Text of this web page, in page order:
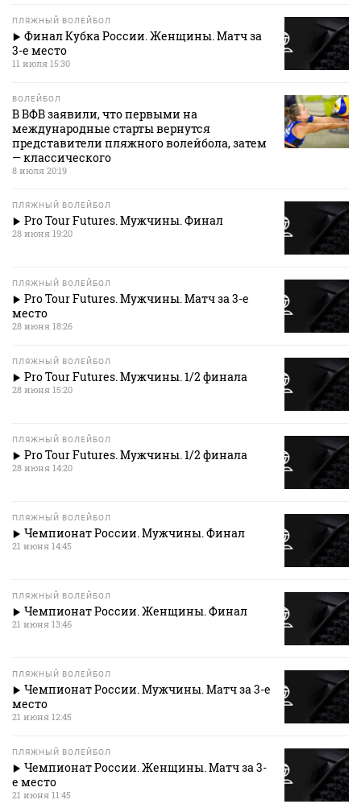
ПЛЯЖНЫЙ ВОЛЕЙБОЛ
Финал Кубка России. Женщины. Матч за
3-е место
11 июля 15:30
ВОЛЕЙБОЛ
В ВФВ заявили, что первыми на
международные старты вернутся
представители пляжного волейбола, затем
— классического
8 июля 20:19
ПЛЯЖНЫЙ ВОЛЕЙБОЛ
Pro Tour Futures. Мужчины. Финал
28 июня 19:20
ПЛЯЖНЫЙ ВОЛЕЙБОЛ
Pro Tour Futures. Мужчины. Матч за 3-е
место
28 июня 18:26
ПЛЯЖНЫЙ ВОЛЕЙБОЛ
Pro Tour Futures. Мужчины. 1/2 финала
28 июня 15:20
ПЛЯЖНЫЙ ВОЛЕЙБОЛ
Pro Tour Futures. Мужчины. 1/2 финала
28 июня 14:20
ПЛЯЖНЫЙ ВОЛЕЙБОЛ
Чемпионат России. Мужчины. Финал
21 июня 14:45
ПЛЯЖНЫЙ ВОЛЕЙБОЛ
Чемпионат России. Женщины. Финал
21 июня 13:46
ПЛЯЖНЫЙ ВОЛЕЙБОЛ
Чемпионат России. Мужчины. Матч за 3-е
место
21 июня 12:45
ПЛЯЖНЫЙ ВОЛЕЙБОЛ
Чемпионат России. Женщины. Матч за 3-
е место
21 июня 11:45